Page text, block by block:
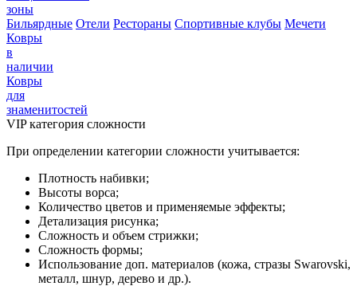
зоны
Бильярдные Отели Рестораны Спортивные клубы Мечети
Ковры
в
наличии
Ковры
для
знаменитостей
VIP категория сложности
При определении категории сложности учитывается:
Плотность набивки;
Высоты ворса;
Количество цветов и применяемые эффекты;
Детализация рисунка;
Сложность и объем стрижки;
Сложность формы;
Использование доп. материалов (кожа, стразы Swarovski,
металл, шнур, дерево и др.).